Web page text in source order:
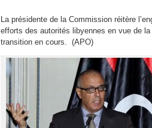
La présidente de la Commission réitère
efforts des autorités libyennes en vue de
transition en cours. (APO)